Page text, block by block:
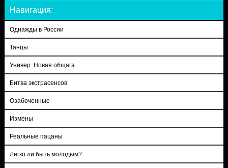
Навигация:
Однажды в России
Танцы
Универ. Новая общага
Битва экстрасенсов
Озабоченные
Измены
Реальные пацаны
Легко ли быть молодым?